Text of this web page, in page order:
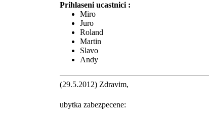
Prihlaseni ucastnici :
Miro
Juro
Roland
Martin
Slavo
Andy
(29.5.2012) Zdravim,
ubytka zabezpecene: